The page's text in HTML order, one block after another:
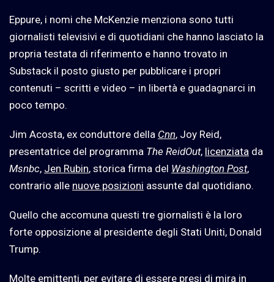
Eppure, i nomi che McKenzie menziona sono tutti
giornalisti televisivi e di quotidiani che hanno lasciato la
propria testata di riferimento e hanno trovato in
Substack il posto giusto per pubblicare i propri
contenuti – scritti e video – in libertà e guadagnarci in
poco tempo.
Jim Acosta, ex conduttore della Cnn, Joy Reid,
presentatrice del programma The ReidOut, licenziata da
Msnbc, Jen Rubin, storica firma del Washington Post,
contrario alle nuove posizioni assunte dal quotidiano.
Quello che accomuna questi tre giornalisti è la loro
forte opposizione al presidente degli Stati Uniti, Donald
Trump.
Molte emittenti, per evitare di essere presi di mira in